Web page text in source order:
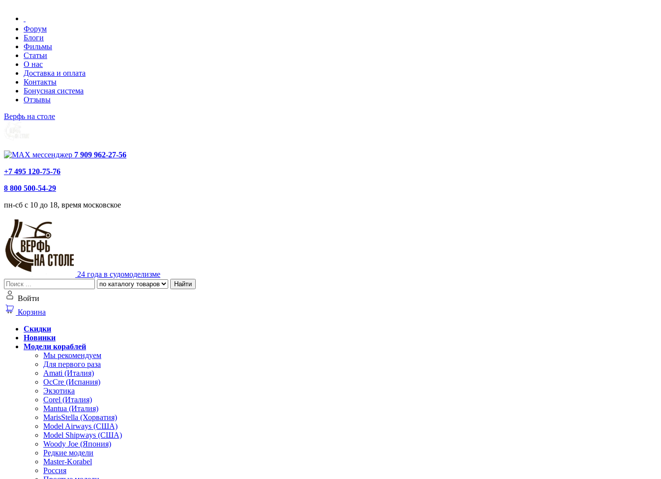
Форум
Блоги
Фильмы
Статьи
О нас
Доставка и оплата
Контакты
Бонусная система
Отзывы
Верфь на столе
7 909 962-27-56
+7 495 120-75-76
8 800 500-54-29
пн-сб с 10 до 18, время московское
24 года в судомоделизме
Найти
Войти
Корзина
Скидки
Новинки
Модели кораблей
Мы рекомендуем
Для первого раза
Amati (Италия)
OcCre (Испания)
Экзотика
Corel (Италия)
Mantua (Италия)
MarisStella (Хорватия)
Model Airways (США)
Model Shipways (США)
Woody Joe (Япония)
Редкие модели
Master-Korabel
Россия